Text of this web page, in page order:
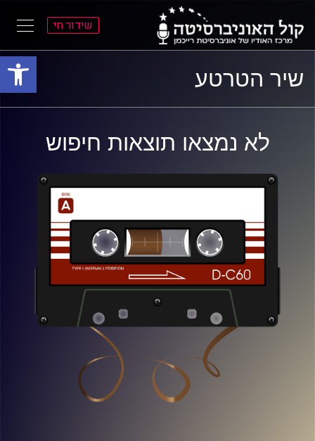
פתח
התפריט
הראשי
התוכן
הראשי
שידור חי
שיר הטרטע
לא נמצאו תוצאות חיפוש